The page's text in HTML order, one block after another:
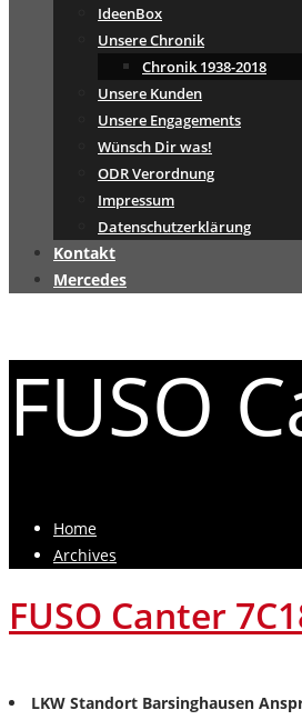
IdeenBox
Unsere Chronik
Chronik 1938-2018
Unsere Kunden
Unsere Engagements
Wünsch Dir was!
ODR Verordnung
Impressum
Datenschutzerklärung
Kontakt
Mercedes
FUSO
Home
Archives
FUSO Canter
LKW Standort Barsinghausen